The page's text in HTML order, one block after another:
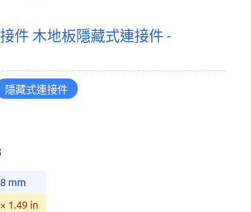
件 木地板隱藏式連接件 -
隱藏式連接件
mm
1.49 in